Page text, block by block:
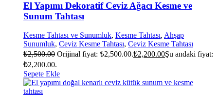
El Yapımı Dekoratif Ceviz Ağacı Kesme ve
Sunum Tahtası
Kesme Tahtası ve Sunumluk, Kesme Tahtası, Ahşap
Sunumluk, Ceviz Kesme Tahtası, Ceviz Kesme Tahtası
₺2,500.00 Orijinal fiyat: ₺2,500.00.₺2,200.00Şu andaki fiyat:
₺2,200.00.
Sepete Ekle